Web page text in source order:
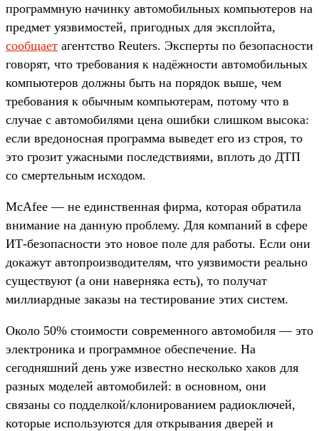
программную начинку автомобильных компьютеров на
предмет уязвимостей, пригодных для эксплойта,
сообщает агентство Reuters. Эксперты по безопасности
говорят, что требования к надёжности автомобильных
компьютеров должны быть на порядок выше, чем
требования к обычным компьютерам, потому что в
случае с автомобилями цена ошибки слишком высока:
если вредоносная программа выведет его из строя, то
это грозит ужасными последствиями, вплоть до ДТП
со смертельным исходом.
McAfee — не единственная фирма, которая обратила
внимание на данную проблему. Для компаний в сфере
ИТ-безопасности это новое поле для работы. Если они
докажут автопроизводителям, что уязвимости реально
существуют (а они наверняка есть), то получат
миллиардные заказы на тестирование этих систем.
Около 50% стоимости современного автомобиля — это
электроника и программное обеспечение. На
сегодняшний день уже известно несколько хаков для
разных моделей автомобилей: в основном, они
связаны со подделкой/клонированием радиоключей,
которые используются для открывания дверей и